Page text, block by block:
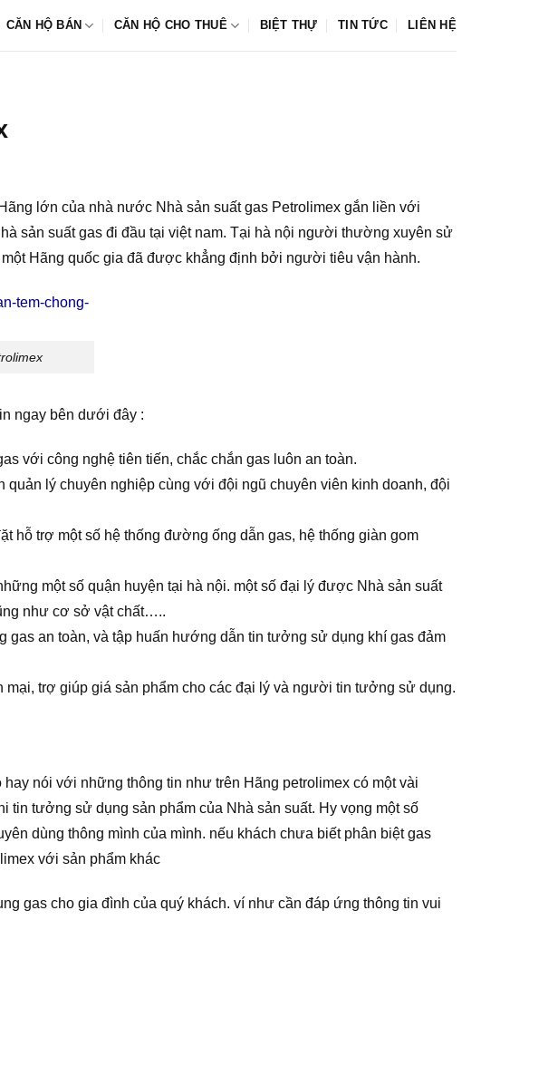
CĂN HỘ BÁN CĂN HỘ CHO THUÊ BIỆT THỰ TIN TỨC LIÊN HỆ
lớn của nhà nước Nhà sản suất gas Petrolimex gắn liền với
sản suất gas đi đầu tại việt nam. Tại hà nội người thường xuyên sử
Hãng quốc gia đã được khẳng định bởi người tiêu vận hành.
ngay bên dưới đây :
với công nghệ tiên tiến, chắc chắn gas luôn an toàn.
lý chuyên nghiệp cùng với đội ngũ chuyên viên kinh doanh, đội
hỗ trợ một số hệ thống đường ống dẫn gas, hệ thống giàn gom
một số quận huyện tại hà nội. một số đại lý được Nhà sản suất
như cơ sở vật chất…..
an toàn, và tập huấn hướng dẫn tin tưởng sử dụng khí gas đảm
trợ giúp giá sản phẩm cho các đại lý và người tin tưởng sử dụng.
hay nói với những thông tin như trên Hãng petrolimex có một vài
tưởng sử dụng sản phẩm của Nhà sản suất. Hy vọng một số
dùng thông mình của mình. nếu khách chưa biết phân biệt gas
với sản phẩm khác
gas cho gia đình của quý khách. ví như cần đáp ứng thông tin vui